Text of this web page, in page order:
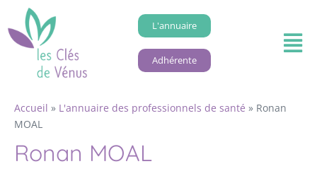
L'annuaire
Adhérente
Accueil » L'annuaire des professionnels de santé » Ronan
MOAL
Ronan MOAL